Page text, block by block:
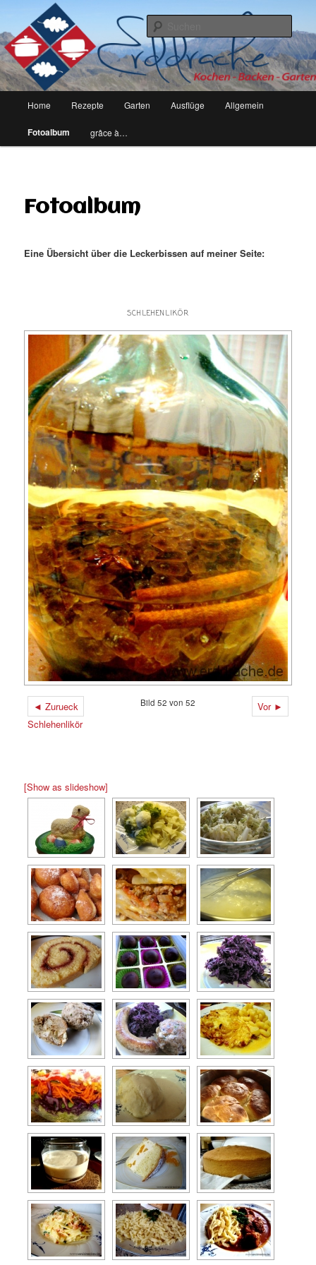
erddrache
kochen, backen, garten – leben eben
Zum
Inhalt
Home Rezepte Garten Ausflüge Allgemein
Fotoalbum grâce à…
Fotoalbum
Eine Übersicht über die Leckerbissen auf meiner Seite:
SCHLEHENLIKÖR
◄ Zurueck Vor ►
Bild 52 von 52
Schlehenlikör
[Show as slideshow]